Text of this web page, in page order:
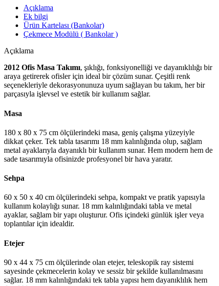
Açıklama
Ek bilgi
Ürün Kartelası (Bankolar)
Çekmece Modülü ( Bankolar )
Açıklama
2012 Ofis Masa Takımı, şıklığı, fonksiyonelliği ve dayanıklılığı bir
araya getirerek ofisler için ideal bir çözüm sunar. Çeşitli renk
seçenekleriyle dekorasyonunuza uyum sağlayan bu takım, her bir
parçasıyla işlevsel ve estetik bir kullanım sağlar.
Masa
180 x 80 x 75 cm ölçülerindeki masa, geniş çalışma yüzeyiyle
dikkat çeker. Tek tabla tasarımı 18 mm kalınlığında olup, sağlam
metal ayaklarıyla dayanıklı bir kullanım sunar. Hem modern hem de
sade tasarımıyla ofisinizde profesyonel bir hava yaratır.
Sehpa
60 x 50 x 40 cm ölçülerindeki sehpa, kompakt ve pratik yapısıyla
kullanım kolaylığı sunar. 18 mm kalınlığındaki tabla ve metal
ayaklar, sağlam bir yapı oluşturur. Ofis içindeki günlük işler veya
toplantılar için idealdir.
Etejer
90 x 44 x 75 cm ölçülerinde olan etejer, teleskopik ray sistemi
sayesinde çekmecelerin kolay ve sessiz bir şekilde kullanılmasını
sağlar. 18 mm kalınlığındaki tek tabla yapısı hem dayanıklılık hem